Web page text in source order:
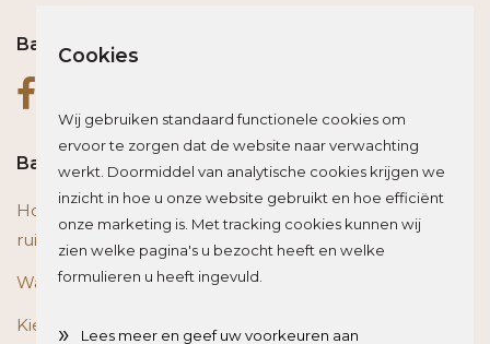
Bas op social media
Bas blogt
Houten vloer of trap renoveren? Zo beïnvloed je de
ruimte optisch
Wat is het beste materiaal voor een traprenovatie?
Kies de juiste plint voor je vloer
Cookies
Wij gebruiken standaard functionele cookies om
ervoor te zorgen dat de website naar verwachting
werkt. Doormiddel van analytische cookies krijgen we
inzicht in hoe u onze website gebruikt en hoe efficiënt
onze marketing is. Met tracking cookies kunnen wij
zien welke pagina's u bezocht heeft en welke
formulieren u heeft ingevuld.
» Lees meer en geef uw voorkeuren aan